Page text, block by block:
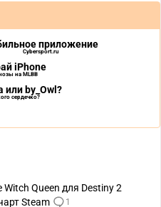
приложение
Cybersport.ru
iPhone
на MLBB
или by_Owl?
сердечко?
Queen для Destiny 2
Steam
1